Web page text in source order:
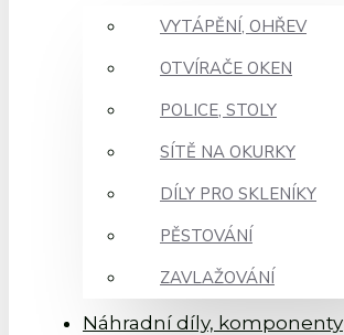
VYTÁPĚNÍ, OHŘEV
OTVÍRAČE OKEN
POLICE, STOLY
SÍTĚ NA OKURKY
DÍLY PRO SKLENÍKY
PĚSTOVÁNÍ
ZAVLAŽOVÁNÍ
Náhradní díly, komponenty